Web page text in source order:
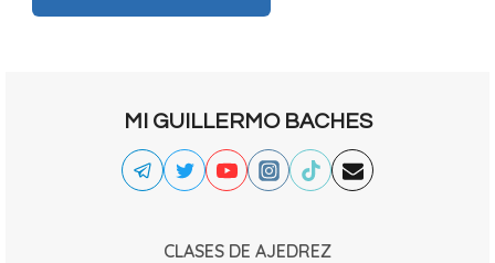
MI GUILLERMO BACHES
CLASES DE AJEDREZ